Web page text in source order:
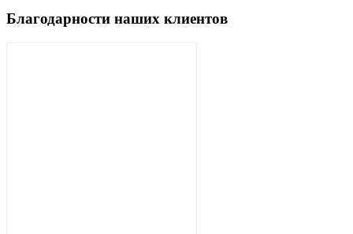
Благодарности наших клиентов